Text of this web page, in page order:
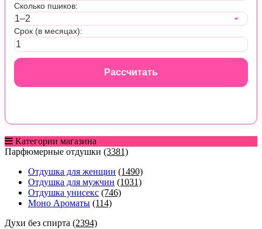
Сколько пшиков:
Срок (в месяцах):
Рассчитать
Категории магазина
Парфюмерные отдушки (3381)
Отдушка для женщин (1490)
Отдушка для мужчин (1031)
Отдушка унисекс (746)
Моно Ароматы (114)
Духи без спирта (2394)